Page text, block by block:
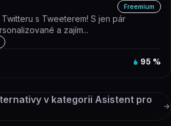
Freemium
s Tweeterem! S jen pár
a zajím...
95 %
v kategorii Asistent pro